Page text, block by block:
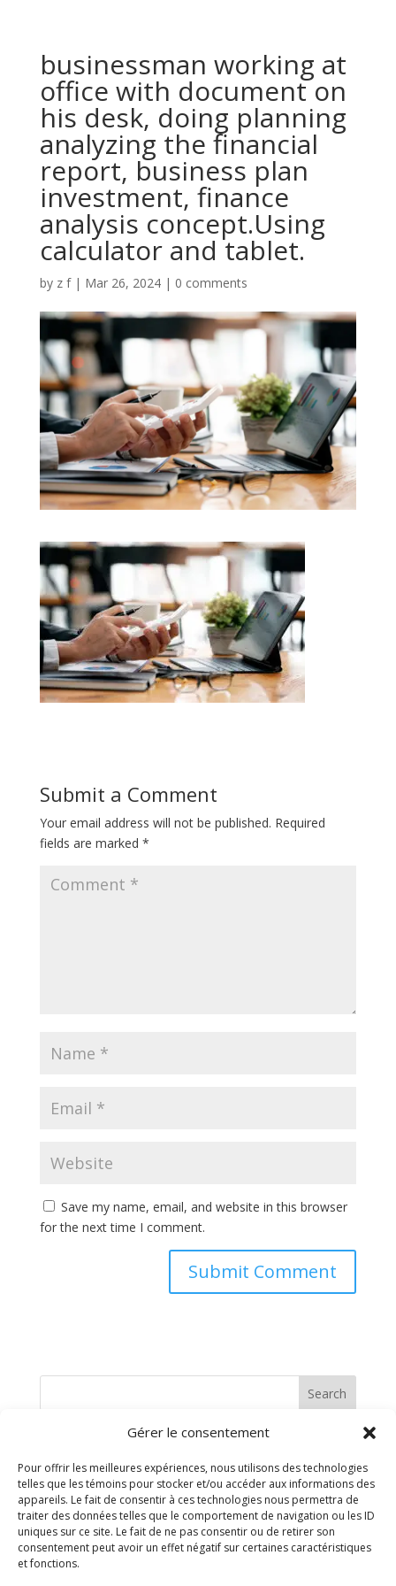
Gérer le consentement
Pour offrir les meilleures expériences, nous utilisons des technologies
telles que les témoins pour stocker et/ou accéder aux informations des
appareils. Le fait de consentir à ces technologies nous permettra de
traiter des données telles que le comportement de navigation ou les ID
uniques sur ce site. Le fait de ne pas consentir ou de retirer son
consentement peut avoir un effet négatif sur certaines caractéristiques
et fonctions.
businessman working at
office with document on
his desk, doing planning
analyzing the financial
report, business plan
investment, finance
analysis concept.Using
calculator and tablet.
by z f| Mar 26, 2024| 0 comments
Submit a Comment
Your email address will not be published. Required
fields are marked *
Save my name, email, and website in this browser
for the next time I comment.
Search
Recent Comments
No comments to show.